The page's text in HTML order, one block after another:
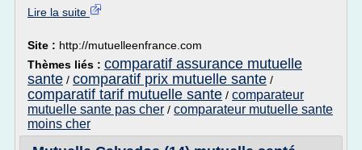
Lire la suite
Site : http://mutuelleenfrance.com
Thèmes liés : comparatif assurance mutuelle
sante / comparatif prix mutuelle sante /
comparatif tarif mutuelle sante / comparateur
mutuelle sante pas cher / comparateur mutuelle sante
moins cher